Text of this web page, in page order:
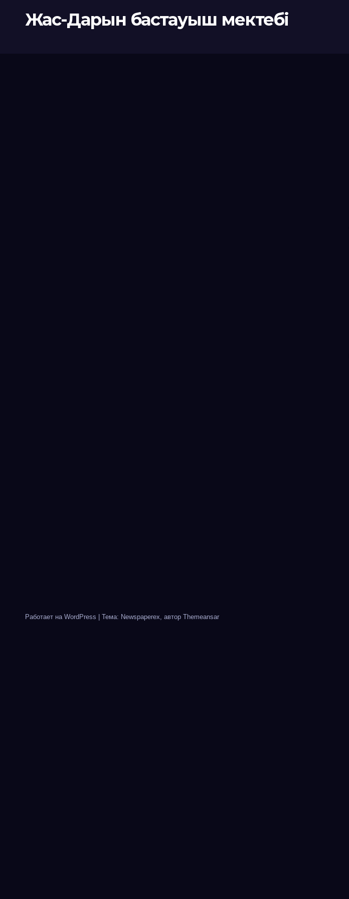
Жас-Дарын бастауыш мектебі
Работает на WordPress | Тема: Newspaperex, автор Themeansar